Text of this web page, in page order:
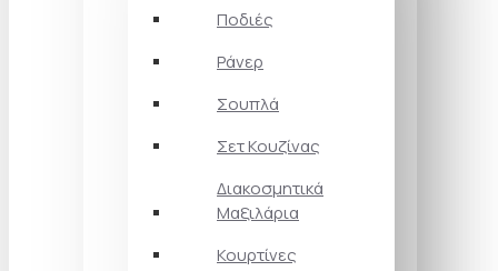
Ποδιές
Ράνερ
Σουπλά
Σετ Κουζίνας
Διακοσμητικά
Μαξιλάρια
Κουρτίνες